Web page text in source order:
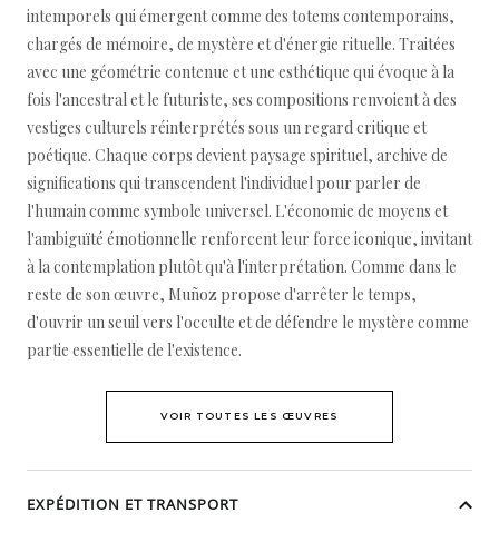
intemporels qui émergent comme des totems contemporains,
chargés de mémoire, de mystère et d'énergie rituelle. Traitées
avec une géométrie contenue et une esthétique qui évoque à la
fois l'ancestral et le futuriste, ses compositions renvoient à des
vestiges culturels réinterprétés sous un regard critique et
poétique. Chaque corps devient paysage spirituel, archive de
significations qui transcendent l'individuel pour parler de
l'humain comme symbole universel. L'économie de moyens et
l'ambiguïté émotionnelle renforcent leur force iconique, invitant
à la contemplation plutôt qu'à l'interprétation. Comme dans le
reste de son œuvre, Muñoz propose d'arrêter le temps,
d'ouvrir un seuil vers l'occulte et de défendre le mystère comme
partie essentielle de l'existence.
VOIR TOUTES LES ŒUVRES
EXPÉDITION ET TRANSPORT